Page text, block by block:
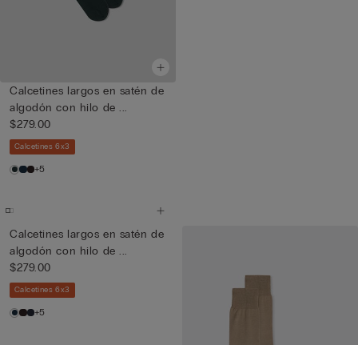
Calcetines largos en satén de
algodón con hilo de ...
$279.00
Calcetines 6x3
+5
Calcetines largos en satén de
algodón con hilo de ...
$279.00
Calcetines 6x3
+5